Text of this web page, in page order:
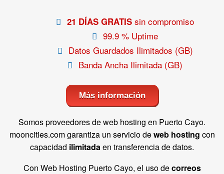
21 DÍAS GRATIS sin compromiso
99.9 % Uptime
Datos Guardados Ilimitados (GB)
Banda Ancha Ilimitada (GB)
Más información
Somos proveedores de web hosting en Puerto Cayo.
mooncities.com garantiza un servicio deweb hosting con
capacidad ilimitadaen transferencia de datos.
Con Web Hosting Puerto Cayo, el uso decorreos